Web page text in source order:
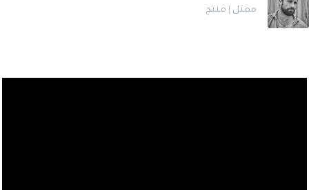
ممثل | منتج